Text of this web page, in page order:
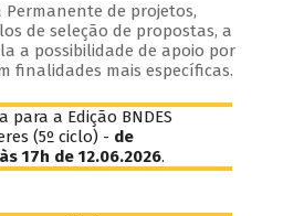
Permanente de projetos,
de seleção de propostas, a
a possibilidade de apoio por
finalidades mais específicas.
para a Edição BNDES
(5º ciclo) - de
17h de 12.06.2026.